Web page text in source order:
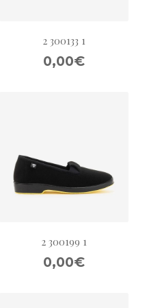
2 300133 1
0,00€
2 300199 1
0,00€